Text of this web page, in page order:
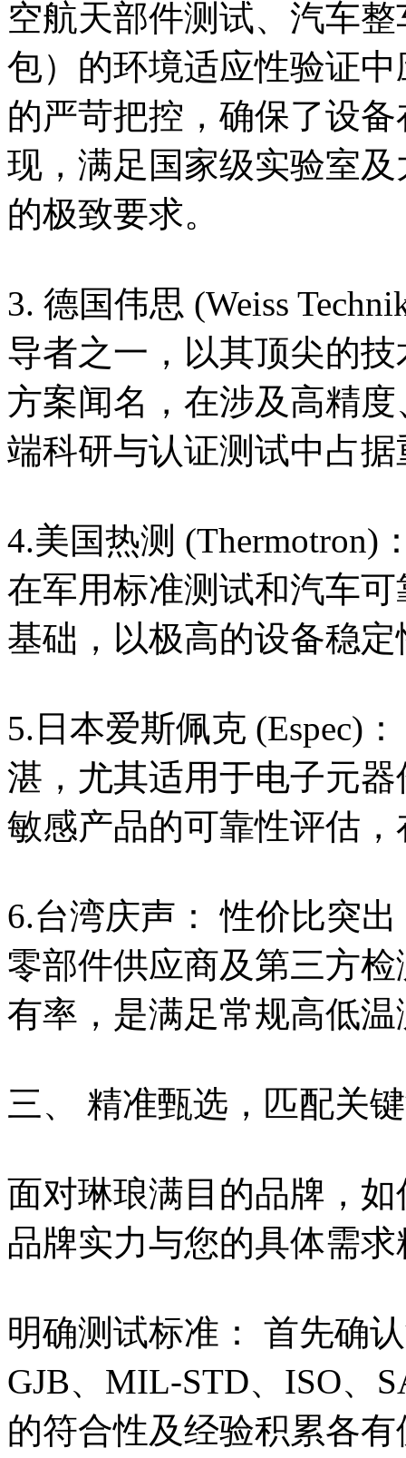
空航天部件测试、汽车
包）的环境适应性验证
的严苛把控，确保了设
现，满足国家级实验室
的极致要求。
3. 德国伟思 (Weiss
导者之一，以其顶尖的
方案闻名，在涉及高精
端科研与认证测试中占
4.美国热测 (Thermotron)
在军用标准测试和汽车
基础，以极高的设备稳
5.日本爱斯佩克 (Espec)
湛，尤其适用于电子元
敏感产品的可靠性评估
6.台湾庆声： 性价比突
零部件供应商及第三方
有率，是满足常规高低
三、 精准甄选，匹配关
面对琳琅满目的品牌，
品牌实力与您的具体需
明确测试标准： 首先确
GJB、MIL-STD、ISO、
的符合性及经验积累各有